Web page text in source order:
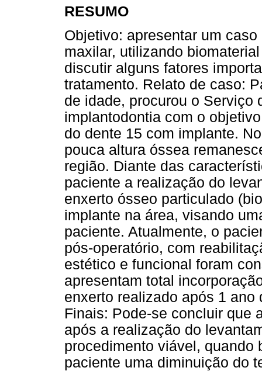
RESUMO
Objetivo: apresentar um
maxilar, utilizando
discutir alguns fatores
tratamento. Relato de caso:
de idade, procurou o Serviço
implantodontia com o
do dente 15 com implante.
pouca altura óssea
região. Diante das
paciente a realização do
enxerto ósseo particulado
implante na área, visando
paciente. Atualmente, o
pós-operatório, com
estético e funcional foram
apresentam total
enxerto realizado após 1
Finais: Pode-se concluir que
após a realização do
procedimento viável, quando
paciente uma diminuição do